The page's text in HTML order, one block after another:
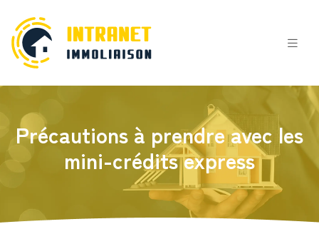
Précautions à prendre avec les
mini-crédits express